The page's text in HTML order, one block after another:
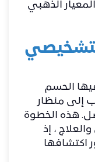
الذهبي
التشخيصي
الحسم
إلى منظار
هذه الخطوة
، إذ
اكتشافها